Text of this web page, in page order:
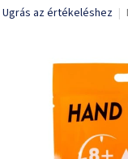
Ugrás az értékeléshez